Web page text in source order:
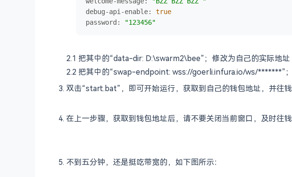
debug-api-enable: true
password : "123456"
2.1 把其中的“data-dir: D:\swarm2\bee”；修改为自己的实际地
2.2 把其中的“swap-endpoint: wss://goerli.infura.io/ws/*******”
双击“start.bat”，即可开始运行，获取到自己的钱包地址，并往
在上一步骤，获取到钱包地址后，请不要关闭当前窗口，及时往
不到五分钟，还是挺吃带宽的，如下图所示：